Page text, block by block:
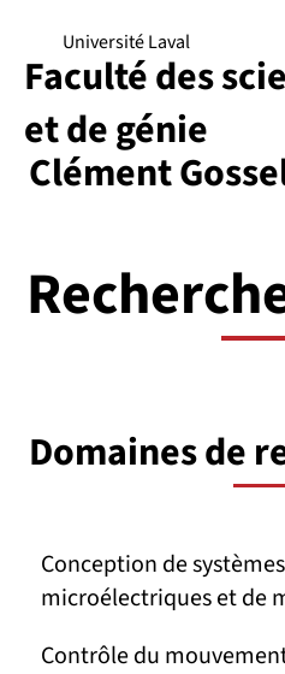
Clément
Université Laval
Faculté des
et de génie
Domaines de
Conception de
microélectriques et de
Contrôle du